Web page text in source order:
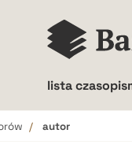
lista
autor